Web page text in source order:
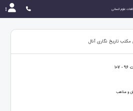
علوم انسانی
تاریخ نگاری آنال
و مذاهب